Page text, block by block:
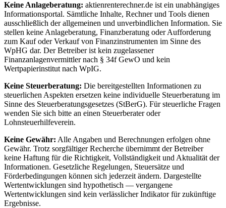
Keine Anlageberatung: aktienrenterechner.de ist ein unabhängiges
Informationsportal. Sämtliche Inhalte, Rechner und Tools dienen
ausschließlich der allgemeinen und unverbindlichen Information. Sie
stellen keine Anlageberatung, Finanzberatung oder Aufforderung
zum Kauf oder Verkauf von Finanzinstrumenten im Sinne des
WpHG dar. Der Betreiber ist kein zugelassener
Finanzanlagenvermittler nach § 34f GewO und kein
Wertpapierinstitut nach WpIG.
Keine Steuerberatung: Die bereitgestellten Informationen zu
steuerlichen Aspekten ersetzen keine individuelle Steuerberatung im
Sinne des Steuerberatungsgesetzes (StBerG). Für steuerliche Fragen
wenden Sie sich bitte an einen Steuerberater oder
Lohnsteuerhilfeverein.
Keine Gewähr: Alle Angaben und Berechnungen erfolgen ohne
Gewähr. Trotz sorgfältiger Recherche übernimmt der Betreiber
keine Haftung für die Richtigkeit, Vollständigkeit und Aktualität der
Informationen. Gesetzliche Regelungen, Steuersätze und
Förderbedingungen können sich jederzeit ändern. Dargestellte
Wertentwicklungen sind hypothetisch — vergangene
Wertentwicklungen sind kein verlässlicher Indikator für zukünftige
Ergebnisse.